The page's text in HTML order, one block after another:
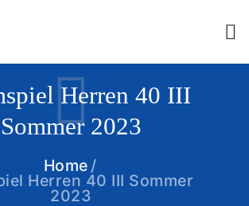
Herren 40 III
Sommer 2023
Home
Herren 40 III Sommer
2023